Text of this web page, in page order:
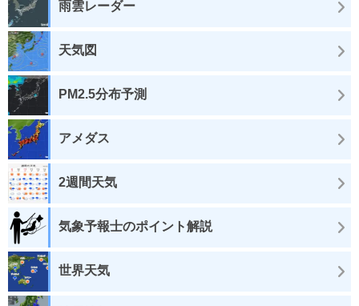
雨雲レーダー
天気図
PM2.5分布予測
アメダス
2週間天気
気象予報士のポイント解説
世界天気